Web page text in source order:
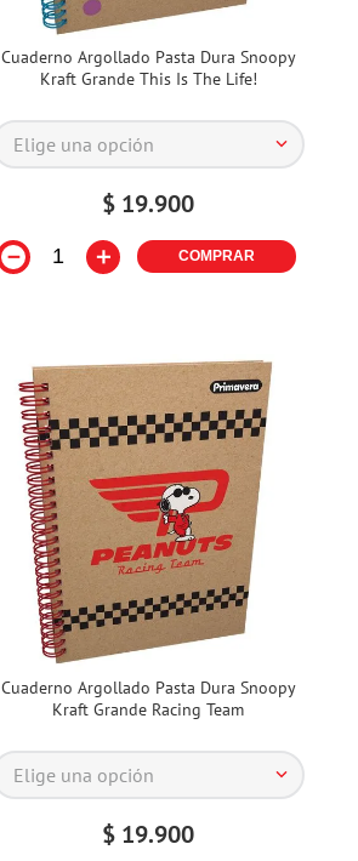
Cuaderno Argollado Pasta Dura Snoopy
Kraft Grande This Is The Life!
Elige una opción
$ 19.900
－ ＋ COMPRAR
Cuaderno Argollado Pasta Dura Snoopy
Kraft Grande Racing Team
Elige una opción
$ 19.900